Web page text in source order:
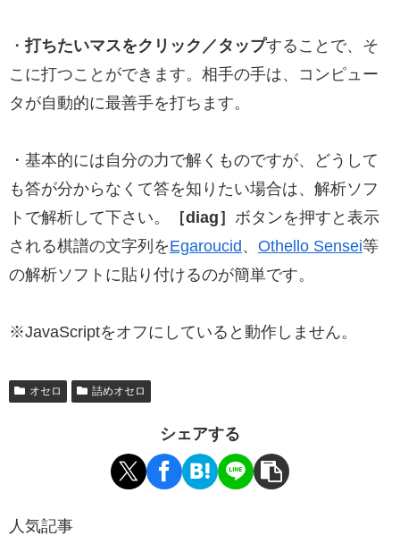
・打ちたいマスをクリック／タップすることで、そ
こに打つことができます。相手の手は、コンピュー
タが自動的に最善手を打ちます。
・基本的には自分の力で解くものですが、どうして
も答が分からなくて答を知りたい場合は、解析ソフ
トで解析して下さい。
［diag］ ボタンを押すと表示
される棋譜の文字列をEgaroucid、 Othello Sensei等
の解析ソフトに貼り付けるのが簡単です。
※JavaScriptをオフにしていると動作しません。
オセロ 詰めオセロ
シェアする
人気記事